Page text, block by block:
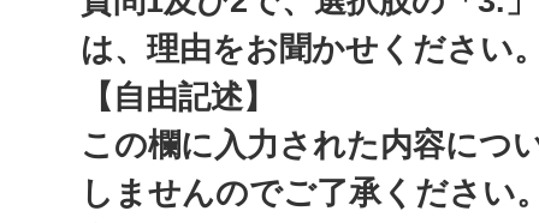
は、理由をお聞かせください
【自由記述】
この欄に入力された内容につ
しませんのでご了承ください